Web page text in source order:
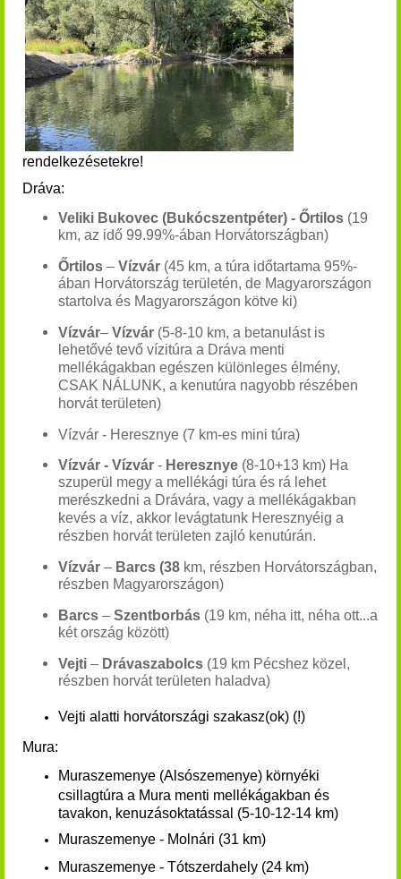
rendelkezésetekre!
Dráva:
Veliki Bukovec (Bukócszentpéter) - Őrtilos (19
km, az idő 99.99%-ában Horvátországban)
Őrtilos – Vízvár (45 km, a túra időtartama 95%-
ában Horvátország területén, de Magyarországon
startolva és Magyarországon kötve ki)
Vízvár– Vízvár (5-8-10 km, a betanulást is
lehetővé tevő vízitúra a Dráva menti
mellékágakban egészen különleges élmény,
CSAK NÁLUNK, a kenutúra nagyobb részében
horvát területen)
Vízvár - Heresznye (7 km-es mini túra)
Vízvár - Vízvár - Heresznye (8-10+13 km) Ha
szuperül megy a mellékági túra és rá lehet
merészkedni a Drávára, vagy a mellékágakban
kevés a víz, akkor levágtatunk Heresznyéig a
részben horvát területen zajló kenutúrán.
Vízvár – Barcs (38 km, részben Horvátországban,
részben Magyarországon)
Barcs – Szentborbás (19 km, néha itt, néha ott...a
két ország között)
Vejti – Drávaszabolcs (19 km Pécshez közel,
részben horvát területen haladva)
Vejti alatti horvátországi szakasz(ok) (!)
Mura:
Muraszemenye (Alsószemenye) környéki
csillagtúra a Mura menti mellékágakban és
tavakon, kenuzásoktatással (5-10-12-14 km)
Muraszemenye - Molnári (31 km)
Muraszemenye - Tótszerdahely (24 km)